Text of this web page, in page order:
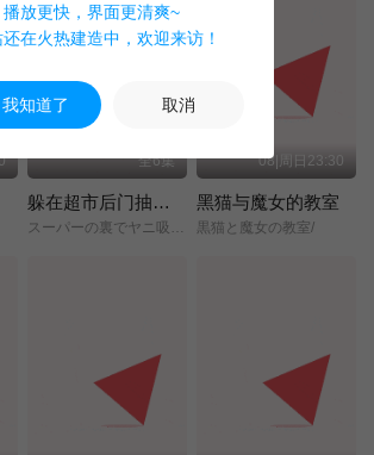
全6集
躲在超市后门抽烟的两人
スーパーの裏でヤニ吸うふたり/
08|周日23:30
黑猫与魔女的教室
黒猫と魔女の教室/
播放更快，界面更清爽~
还在火热建造中，欢迎来访！
我知道了 取消